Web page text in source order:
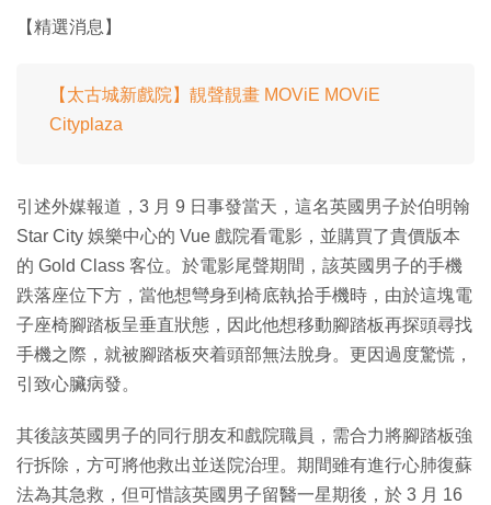
【精選消息】
【太古城新戲院】靚聲靚畫 MOViE MOViE
Cityplaza
引述外媒報道，3 月 9 日事發當天，這名英國男子於伯明翰
Star City 娛樂中心的 Vue 戲院看電影，並購買了貴價版本
的 Gold Class 客位。於電影尾聲期間，該英國男子的手機
跌落座位下方，當他想彎身到椅底執拾手機時，由於這塊電
子座椅腳踏板呈垂直狀態，因此他想移動腳踏板再探頭尋找
手機之際，就被腳踏板夾着頭部無法脫身。更因過度驚慌，
引致心臟病發。
其後該英國男子的同行朋友和戲院職員，需合力將腳踏板強
行拆除，方可將他救出並送院治理。期間雖有進行心肺復蘇
法為其急救，但可惜該英國男子留醫一星期後，於 3 月 16